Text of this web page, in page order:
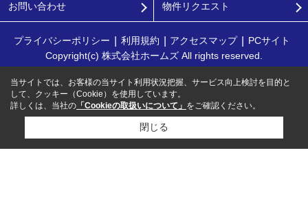
お問い合わせ 物件リクエスト
プライバシーポリシー 利用規約 アクセスマップ
PCサイト
Copyright(c) 株式会社ホームズ All rights reserved.
当サイトでは、お客様の当サイト利用状況把握、サービス向上検討を目的と
して、クッキー（Cookie）を使用しています。
詳しくは、当社の 「Cookieの取扱いについて」 をご確認ください。
閉じる